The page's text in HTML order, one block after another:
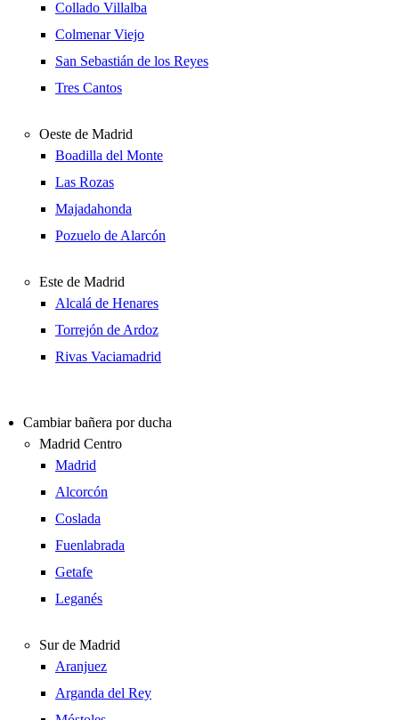
Collado Villalba
Colmenar Viejo
San Sebastián de los Reyes
Tres Cantos
Oeste de Madrid
Boadilla del Monte
Las Rozas
Majadahonda
Pozuelo de Alarcón
Este de Madrid
Alcalá de Henares
Torrejón de Ardoz
Rivas Vaciamadrid
Cambiar bañera por ducha
Madrid Centro
Madrid
Alcorcón
Coslada
Fuenlabrada
Getafe
Leganés
Sur de Madrid
Aranjuez
Arganda del Rey